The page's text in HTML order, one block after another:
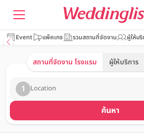
Event แพ็คเกจ รวมสถานที่จัดงาน ผู้ให้บริ
สถานที่จัดงาน โรงแรม ผู้ให้บริการ
1 Location
ค้นหา